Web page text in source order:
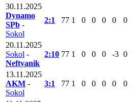
30.11.2025
Dynamo
SPb -
Sokol
2:1 77 1 0 0 0 0 0
20.11.2025
Sokol -
Neftyanik
2:10 77 1 0 0 0 -3 0
13.11.2025
AKM -
Sokol
3:1 77 1 0 0 0 0 0